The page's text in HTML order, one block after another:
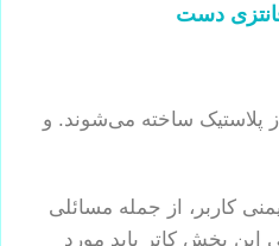
دست
پلاستیک ساخته می‌شوند. و
کاربر، از جمله مسائلی
بخش کاتر باید مورد